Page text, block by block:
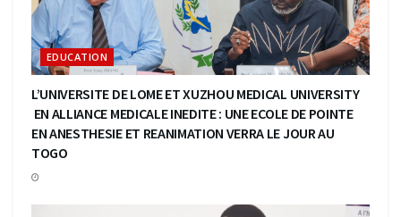
EDUCATION
L’UNIVERSITE DE LOME ET XUZHOU MEDICAL UNIVERSITY
EN ALLIANCE MEDICALE INEDITE : UNE ECOLE DE POINTE
EN ANESTHESIE ET REANIMATION VERRA LE JOUR AU
TOGO